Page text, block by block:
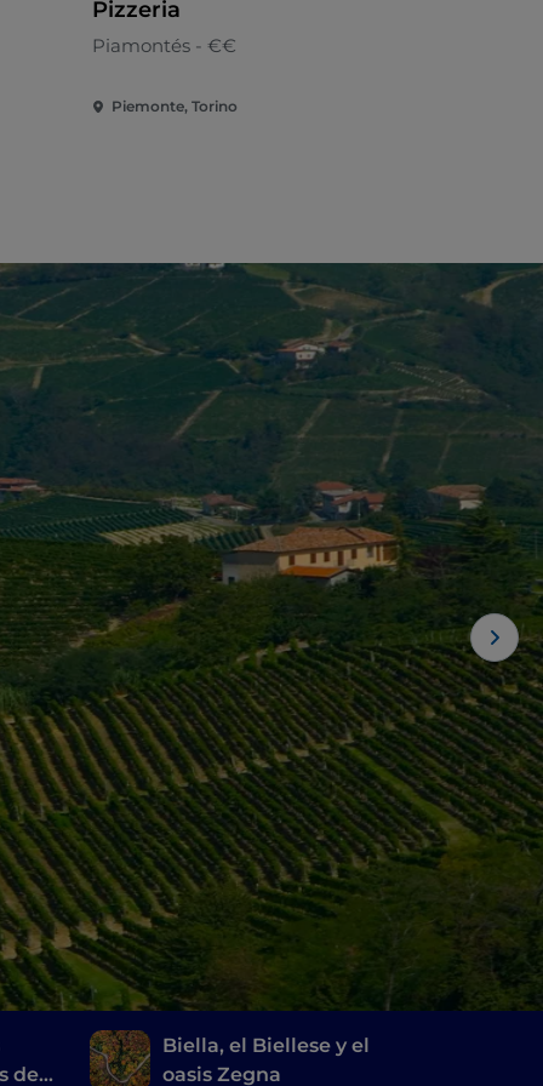
Pizzeria
Piamontés - €€
Piemonte, Torino
del
Biella, el Biellese y el
oasis Zegna